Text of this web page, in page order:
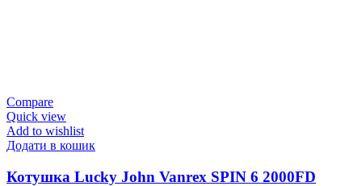
Compare
Quick view
Add to wishlist
Додати в кошик
Котушка Lucky John Vanrex SPIN 6 2000FD